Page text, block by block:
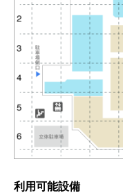
利用可能設備